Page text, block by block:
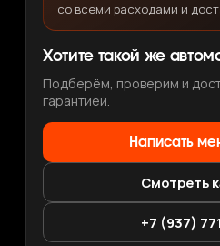
со всеми расходами и
Хотите такой же
Подберём, проверим и
гарантией.
Написать
Смотреть
+7 (937)